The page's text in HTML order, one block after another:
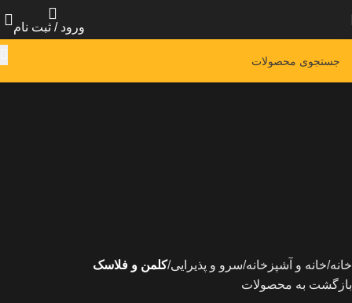
ورود / ثبت نام
خانه خانه و آشپزخانه سرو و پذیرایی کلمن و فلاسک
بازگشت به محصولات